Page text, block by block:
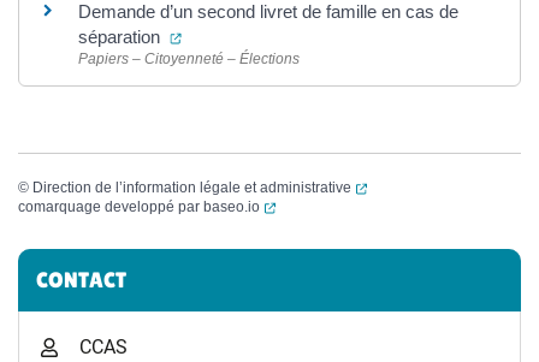
Demande d’un second livret de famille en cas de
séparation
(ouverture dans un nouvel onglet)
Papiers – Citoyenneté – Élections
© Direction de l’information légale et administrative
(ouverture dans un
comarquage developpé par baseo.io (ouverture dans un nouvel onglet)
Informations complémentaires
CONTACT
CCAS